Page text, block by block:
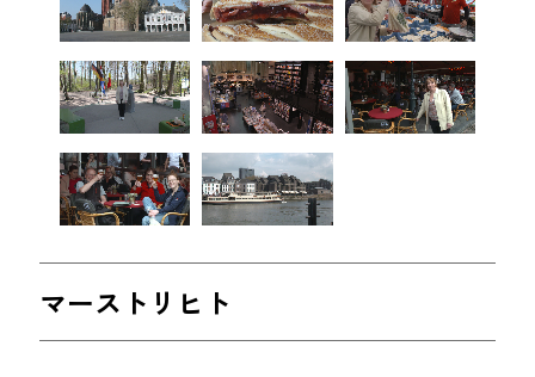
マーストリヒト